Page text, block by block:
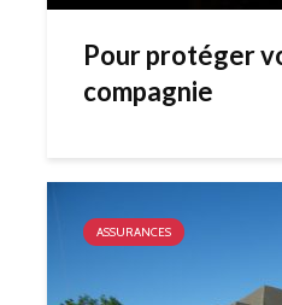
Pour protéger
compagnie
ASSURANCES